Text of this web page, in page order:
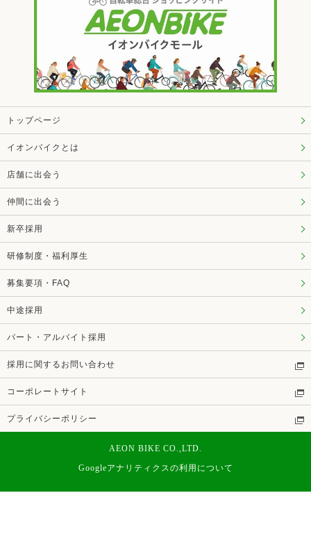
トップページ
イオンバイクとは
店舗に出会う
仲間に出会う
新卒採用
研修制度・福利厚生
募集要項・FAQ
中途採用
パート・アルバイト採用
採用に関するお問い合わせ
コーポレートサイト
プライバシーポリシー
AEON BIKE CO.,LTD.
Googleアナリティクスの利用について